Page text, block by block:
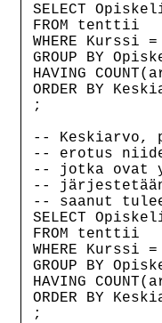
SELECT
FROM tenttii
WHERE Kurssi
GROUP BY
HAVING
ORDER BY
;
-- Keskiarvo,
-- erotus
-- jotka ovat
-- järjestetään
-- saanut
SELECT
FROM tenttii
WHERE Kurssi
GROUP BY
HAVING
ORDER BY
;